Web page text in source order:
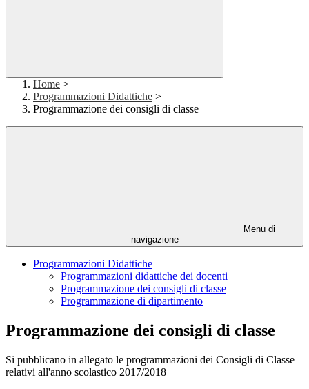
Home >
Programmazioni Didattiche >
Programmazione dei consigli di classe
Menu di
navigazione
Programmazioni Didattiche
Programmazioni didattiche dei docenti
Programmazione dei consigli di classe
Programmazione di dipartimento
Programmazione dei consigli di classe
Si pubblicano in allegato le programmazioni dei Consigli di Classe
relativi all'anno scolastico 2017/2018